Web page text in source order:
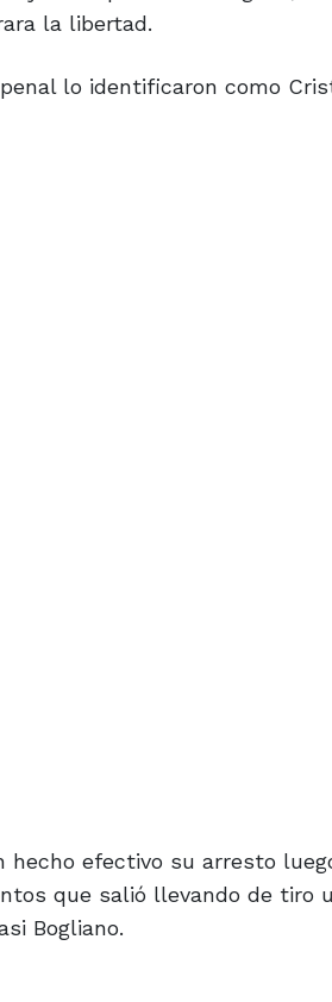
que salió llevando de tiro
Bogliano.